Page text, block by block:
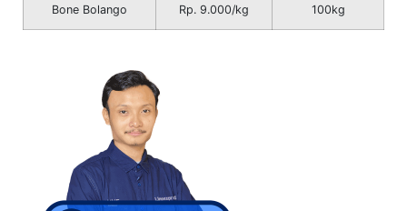
Bone Bolango Rp. 9.000/kg 100kg